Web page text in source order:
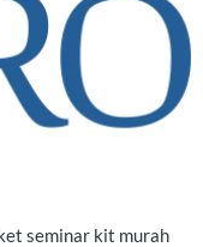
seminar kit murah